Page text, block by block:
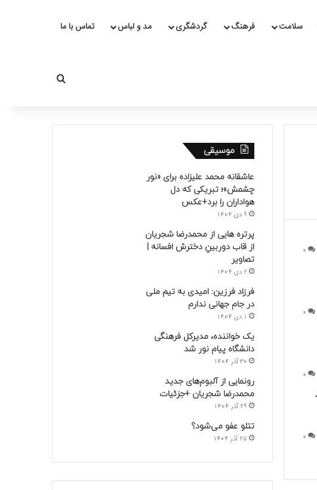
سلامت فرهنگ گردشگری مد و لباس تماس با ما
جستجو برای
0
0
0
0
موسیقی
عاشقانه محمد علیزاده برای «نور
چشمش»؛ تبریکی که دل
هواداران را برد+عکس
9 دی 1404
پرتره هایی از محمدرضا شجریان
از قاب دوربینِ دخترش افسانه |
تصاویر
2 دی 1404
فرزاد فرزین: امیدی به تیم ملی
در جام جهانی ندارم
1 دی 1404
یک خواننده، مدیرکل فرهنگی
دانشگاه پیام نور شد
30 آذر 1404
رونمایی از آلبوم‌های جدید
محمدرضا شجریان +جزئیات
29 آذر 1404
تتلو عفو می‌شود؟
25 آذر 1404